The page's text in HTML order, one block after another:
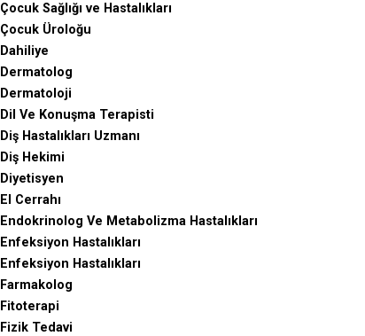
Çocuk Sağlığı ve Hastalıkları
Çocuk Üroloğu
Dahiliye
Dermatolog
Dermatoloji
Dil Ve Konuşma Terapisti
Diş Hastalıkları Uzmanı
Diş Hekimi
Diyetisyen
El Cerrahı
Endokrinolog Ve Metabolizma Hastalıkları
Enfeksiyon Hastalıkları
Enfeksiyon Hastalıkları
Farmakolog
Fitoterapi
Fizik Tedavi